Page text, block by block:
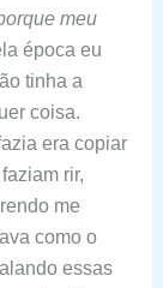
meu
época eu
tinha a
coisa.
era copiar
rir,
me
como o
essas